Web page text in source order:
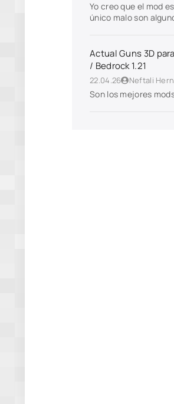
Yo creo que el mod
único malo son
Actual Guns 3D
/ Bedrock 1.21
22.04.26 Neftali
Son los mejores